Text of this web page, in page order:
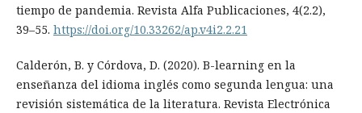
tiempo de pandemia. Revista Alfa Publicaciones, 4(2.2),
39–55. https://doi.org/10.33262/ap.v4i2.2.21
Calderón, B. y Córdova, D. (2020). B-learning en la
enseñanza del idioma inglés como segunda lengua: una
revisión sistemática de la literatura. Revista Electrónica